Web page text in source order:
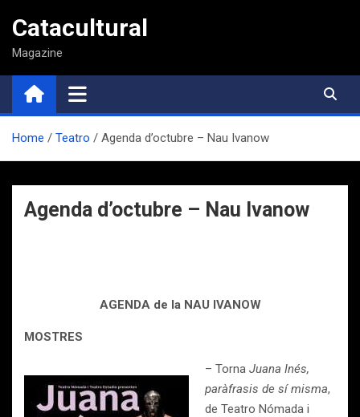
contenido
Catacultural
Magazine
Home Teatro Agenda d’octubre – Nau Ivanow
Agenda d’octubre – Nau Ivanow
AGENDA de la NAU IVANOW
MOSTRES
– Torna Juana Inés,
paràfrasis de sí misma,
de Teatro Nómada i